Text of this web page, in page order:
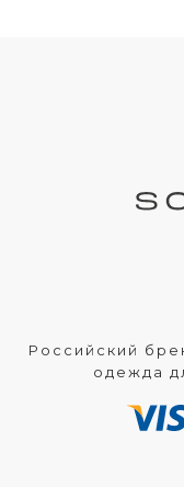
Российский
одежда